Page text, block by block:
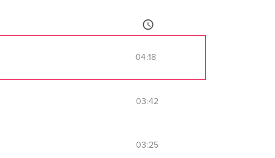
04:18
03:42
03:25